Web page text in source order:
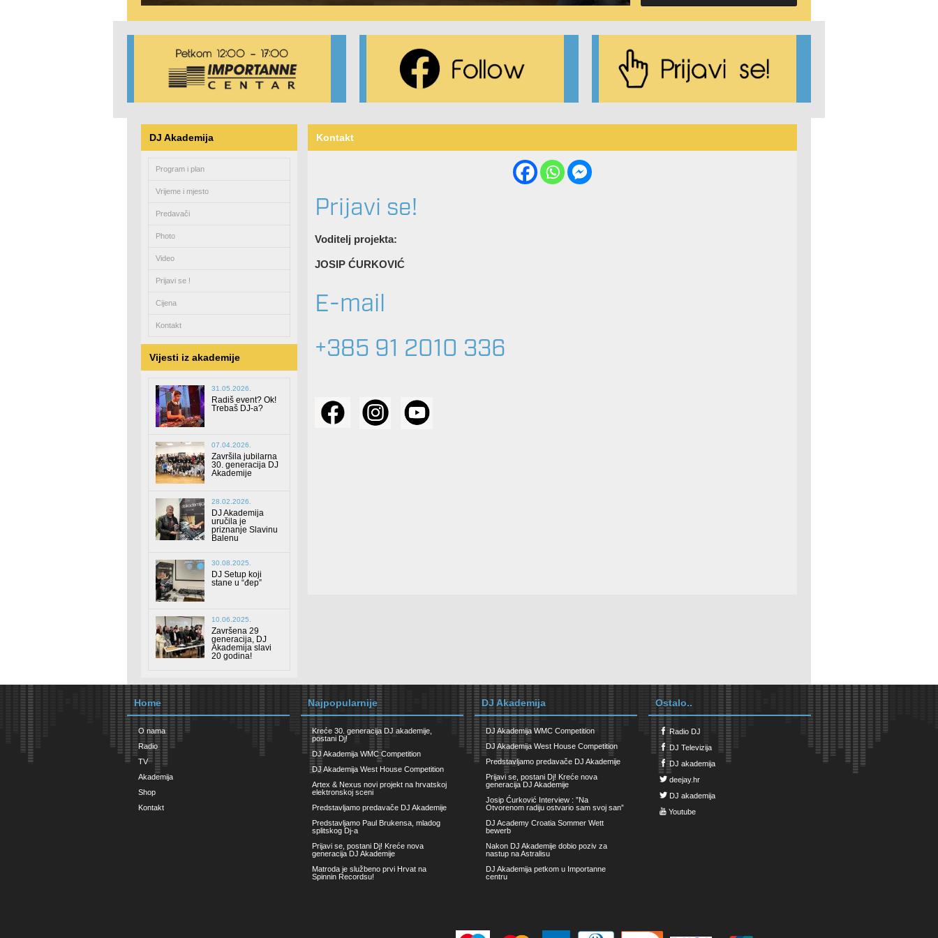
DJ Akademija
Program i plan
Vrijeme i mjesto
Predavači
Photo
Video
Prijavi se !
Cijena
Kontakt
Vijesti iz akademije
31.05.2026.
Radiš event? Ok!
Trebaš DJ-a?
07.04.2026.
Završila jubilarna
30. generacija DJ
Akademije
28.02.2026.
DJ Akademija
uručila je
priznanje Slavinu
Balenu
30.08.2025.
DJ Setup koji
stane u “đep”
10.06.2025.
Završena 29
generacija, DJ
Akademija slavi
20 godina!
Kontakt
Prijavi se!
Voditelj projekta:
JOSIP ĆURKOVIĆ
E-mail
+385 91 2010 336
Home
O nama
Radio
TV
Akademija
Shop
Kontakt
Najpopularnije
Kreće 30. generacija DJ akademije,
postani Dj!
DJ Akademija WMC Competition
DJ Akademija West House Competition
Artex & Nexus novi projekt na hrvatskoj
elektronskoj sceni
Predstavljamo predavače DJ Akademije
Predstavljamo Paul Brukensa, mladog
splitskog Dj-a
Prijavi se, postani Dj! Kreće nova
generacija DJ Akademije
Matroda je službeno prvi Hrvat na
Spinnin Recordsu!
DJ Akademija
DJ Akademija WMC Competition
DJ Akademija West House Competition
Predstavljamo predavače DJ Akademije
Prijavi se, postani Dj! Kreće nova
generacija DJ Akademije
Josip Ćurković Interview : ”Na
Otvorenom radiju ostvario sam svoj san”
DJ Academy Croatia Sommer Wett
bewerb
Nakon DJ Akademije dobio poziv za
nastup na Astralisu
DJ Akademija petkom u Importanne
centru
Ostalo..
Radio DJ
DJ Televizija
DJ akademija
deejay.hr
DJ akademija
Youtube